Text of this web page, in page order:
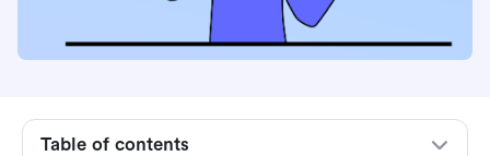
Table of contents
¿Qué es un sistema de gestión de restaurantes?